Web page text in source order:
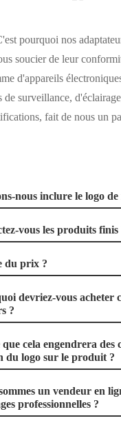
pourquoi nos
soucier de leur
d'appareils
surveillance,
fait de nous un
nous inclure le logo
vous les produits finis
du prix ?
devriez-vous acheter
?
que cela engendrera
du logo sur le produit ?
un vendeur en
professionnelles ?